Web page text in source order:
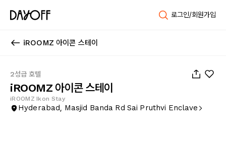
로그인/회원가입
iROOMZ 아이콘 스테이
2성급 호텔
iROOMZ 아이콘 스테이
iROOMZ Ikon Stay
Hyderabad, Masjid Banda Rd Sai Pruthvi Enclave